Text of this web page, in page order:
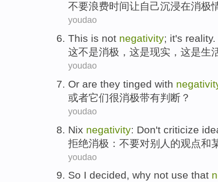
不要浪费时间让自己沉浸在消极
youdao
This is not negativity; it's reality.
这不是消极 ， 这是现实 ，这是生
youdao
Or are they tinged with
或者它们很消极带有判断？
youdao
Nix negativity: Don't criticize
拒绝消极 ： 不要对别人 的观点和
youdao
So I decided, why not use that